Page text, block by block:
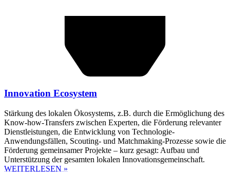
Innovation Ecosystem
Stärkung des lokalen Ökosystems, z.B. durch die Ermöglichung des
Know-how-Transfers zwischen Experten, die Förderung relevanter
Dienstleistungen, die Entwicklung von Technologie-
Anwendungsfällen, Scouting- und Matchmaking-Prozesse sowie die
Förderung gemeinsamer Projekte – kurz gesagt: Aufbau und
Unterstützung der gesamten lokalen Innovationsgemeinschaft.
WEITERLESEN »